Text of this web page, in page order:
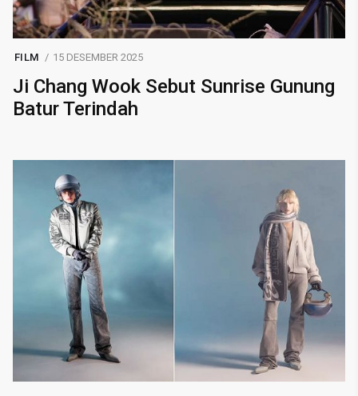
FILM 15 DESEMBER 2025
Ji Chang Wook Sebut Sunrise Gunung
Batur Terindah